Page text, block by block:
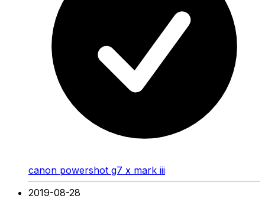
canon powershot g7 x mark iii
2019-08-28